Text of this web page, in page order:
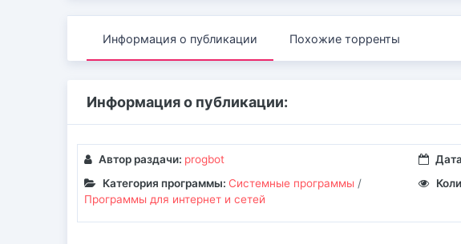
Информация о публикации Похожие торренты
Информация о публикации:
Автор раздачи: progbot
Категория программы: Системные программы /
Программы для интернет и сетей